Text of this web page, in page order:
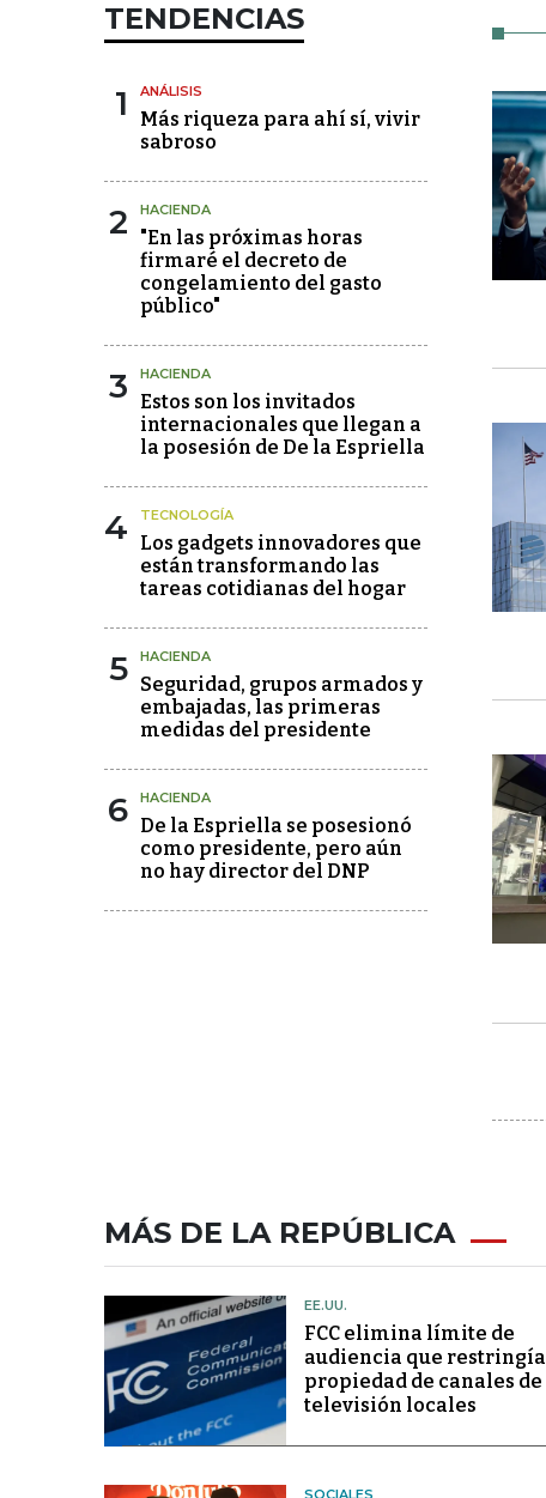
TENDENCIAS
1 ANÁLISIS
Más riqueza para ahí sí, vivir
sabroso
2 HACIENDA
"En las próximas horas
firmaré el decreto de
congelamiento del gasto
público"
3 HACIENDA
Estos son los invitados
internacionales que llegan a
la posesión de De la Espriella
4 TECNOLOGÍA
Los gadgets innovadores que
están transformando las
tareas cotidianas del hogar
5 HACIENDA
Seguridad, grupos armados y
embajadas, las primeras
medidas del presidente
6 HACIENDA
De la Espriella se posesionó
como presidente, pero aún
no hay director del DNP
MÁS DE LA REPÚBLICA
EE.UU.
FCC elimina límite de
audiencia que restringía
propiedad de canales de
televisión locales